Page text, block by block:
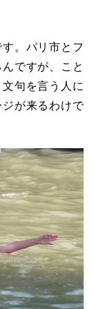
。パリ市とフ
ですが、こと
句を言う人に
が来るわけで